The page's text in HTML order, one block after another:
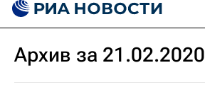
Архив за 21.02.2020